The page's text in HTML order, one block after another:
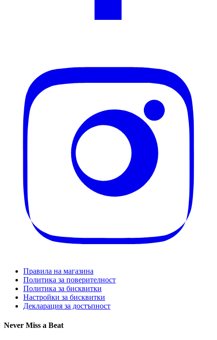
Правила на магазина
Политика за поверителност
Политика за бисквитки
Настройки за бисквитки
Декларация за достъпност
Never Miss a Beat